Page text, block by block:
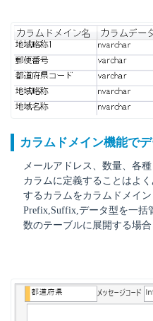
カラムドメイン機能で
メールアドレス、数量、各
カラムに定義することはよ
するカラムをカラムドメイ
Prefix,Suffix,データ型を一括
数のテーブルに展開する場合